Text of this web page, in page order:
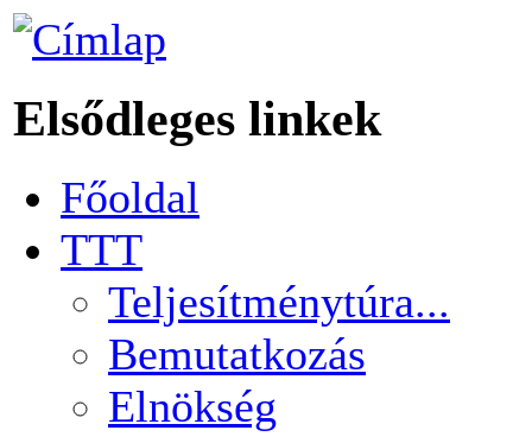
Elsődleges linkek
Főoldal
TTT
Teljesítménytúra...
Bemutatkozás
Elnökség